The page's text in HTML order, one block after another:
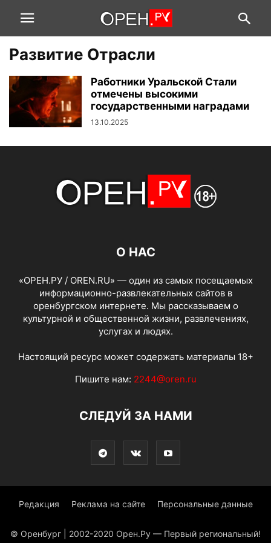
Развитие Отрасли
Работники Уральской Стали
отмечены высокими
государственными наградами
13.10.2025
О НАС
«ОРЕН.РУ / OREN.RU» — один из самых посещаемых
информационно-развлекательных сайтов в
оренбургском интернете. Мы рассказываем о
культурной и общественной жизни, развлечениях,
услугах и людях.
Настоящий ресурс может содержать материалы 18+
Пишите нам: 2244@oren.ru
СЛЕДУЙ ЗА НАМИ
Редакция Реклама на сайте Персональные данные
© Оренбург | 2002-2020 Орен.Ру — Первый региональный!